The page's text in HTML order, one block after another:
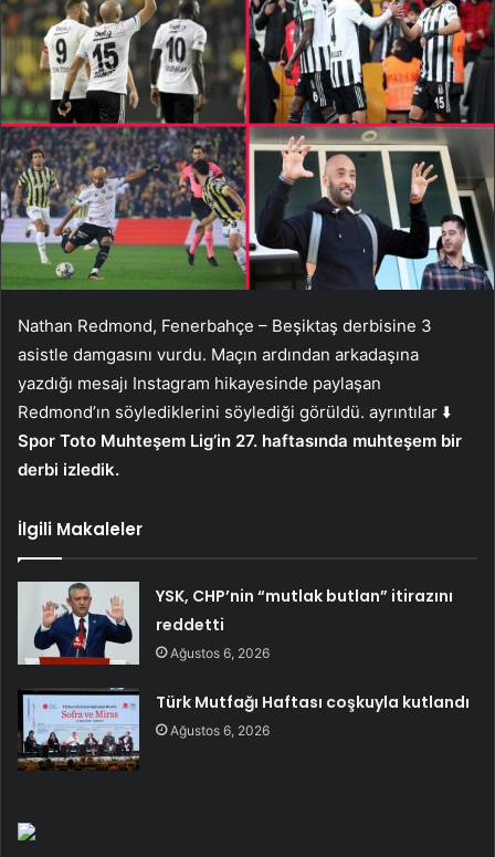
Nathan Redmond, Fenerbahçe – Beşiktaş derbisine 3
asistle damgasını vurdu. Maçın ardından arkadaşına
yazdığı mesajı Instagram hikayesinde paylaşan
Redmond’ın söylediklerini söylediği görüldü. ayrıntılar ⬇️
Spor Toto Muhteşem Lig’in 27. haftasında muhteşem bir
derbi izledik.
İlgili Makaleler
YSK, CHP’nin “mutlak butlan” itirazını
reddetti
Ağustos 6, 2026
Türk Mutfağı Haftası coşkuyla kutlandı
Ağustos 6, 2026